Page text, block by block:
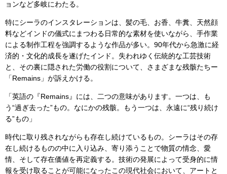
ョンなど多岐にわたる。
特にシーラのインスタレーションは、髪の毛、お香、牛糞、天然顔
料などインドの儀式にまつわる日常的な素材を使いながら、手作業
による制作工程を強調するような作品が多い。90年代から急激に経
済的・文化的成長を遂げたインド。失われゆく伝統的な工芸技術
と、その裏に隠された労働の役割について、さまざまな残骸たちー
「Remains」が訴えかける。
「英語の『Remains』には、二つの意味があります。一つは、も
う“過ぎ去った”もの。なにかの残骸。もう一つは、永遠に“残り続け
る”もの」
時代に取り残されながらも存在し続けているもの。シーラはその存
在し続けるものの中に入り込み、寄り添うことで物質の情念、愛
情、そして存在価値を再定義する。技術の発展によって受身的に情
報を受け取ることが可能になったこの現代社会において、アートと